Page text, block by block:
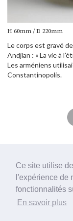
Ce site utilise
l'expérience de
fonctionnalités
En savoir plus
H 60mm / D 220mm
Le corps est gravé
Andjian : « La vie à
Les arméniens
Constantinopolis.